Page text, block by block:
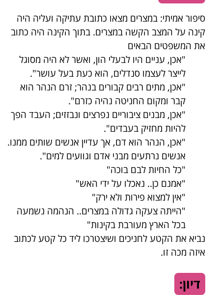
סיפור אמיתי: במצרים מצאו כתובת עתיקה ועליה היה
קינה על המצב הקשה במצרים. בתוך הקינה היה כתוב
את המשפטים הבאים
"אכן, עניים היו לבעלי הון, ואשר לא היה מסוגל
לייצר לעצמו סנדלים, הוא כעת בעל עושר".
"אכן, מתים רבים קבורים בנהר; זרם הנהר הוא
קבר ומקום החניטה נהיה כזרם".
"אכן, מבנים ציבוריים נפרצים ונבזזים; העבד הפך
להיות מחזיק בעבדים".
"אכן, הנהר הוא דם, אך עדיין אנשים שותים ממנו.
אנשים נרתעים מבני אדם וגוועים למים".
"כל החיות לבם בוכה"
"אמנם כן.. נאכלו על ידי האש"
"אין למצוא פירות ולא ירק"
"הייתה צעקה גדולה במצרים.. הנהמה נשמעה
בכל הארץ מעורבת בקינות"
נביא את הקטע לחניכים ושיצטרכו ליד כל קטע לכתוב
איזה מכה זו.
דיון: